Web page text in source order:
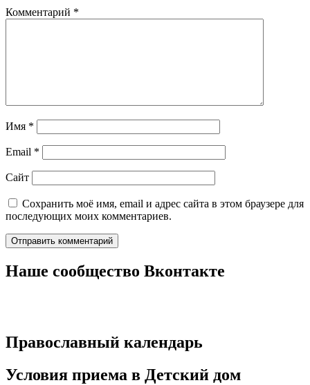
Комментарий *
Имя *
Email *
Сайт
Сохранить моё имя, email и адрес сайта в этом браузере для
последующих моих комментариев.
Наше сообщество Вконтакте
Православный календарь
Условия приема в Детский дом